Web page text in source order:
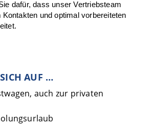
dafür, dass unser Vertriebsteam
Kontakten und optimal vorbereiteten
AUF …
auch zur privaten